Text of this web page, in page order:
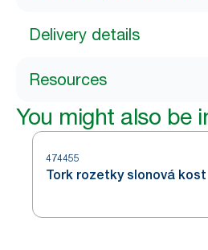
Delivery details
Resources
You might also be
474455
Tork rozetky slonová kost